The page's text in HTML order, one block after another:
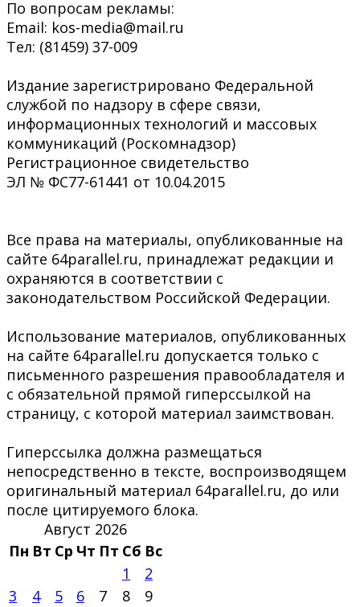
По вопросам рекламы:
Email: kos-media@mail.ru
Тел: (81459) 37-009
Издание зарегистрировано Федеральной
службой по надзору в сфере связи,
информационных технологий и массовых
коммуникаций (Роскомнадзор)
Регистрационное свидетельство
ЭЛ № ФС77-61441 от 10.04.2015
Все права на материалы, опубликованные на
сайте 64parallel.ru, принадлежат редакции и
охраняются в соответствии с
законодательством Российской Федерации.
Использование материалов, опубликованных
на сайте 64parallel.ru допускается только с
письменного разрешения правообладателя и
с обязательной прямой гиперссылкой на
страницу, с которой материал заимствован.
Гиперссылка должна размещаться
непосредственно в тексте, воспроизводящем
оригинальный материал 64parallel.ru, до или
после цитируемого блока.
Август 2026
Пн Вт Ср Чт Пт Сб Вс
1
2
3
4 5 6 7 8
9